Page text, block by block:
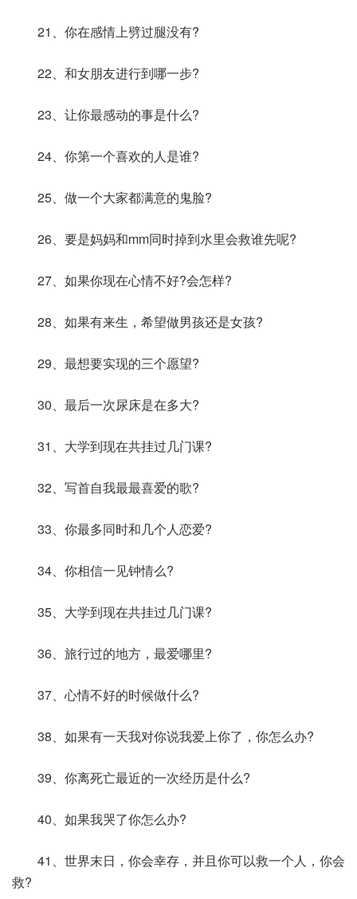
21、你在感情上劈过腿没有?
22、和女朋友进行到哪一步?
23、让你最感动的事是什么?
24、你第一个喜欢的人是谁?
25、做一个大家都满意的鬼脸?
26、要是妈妈和mm同时掉到水里会救谁先呢?
27、如果你现在心情不好?会怎样?
28、如果有来生，希望做男孩还是女孩?
29、最想要实现的三个愿望?
30、最后一次尿床是在多大?
31、大学到现在共挂过几门课?
32、写首自我最最喜爱的歌?
33、你最多同时和几个人恋爱?
34、你相信一见钟情么?
35、大学到现在共挂过几门课?
36、旅行过的地方，最爱哪里?
37、心情不好的时候做什么?
38、如果有一天我对你说我爱上你了，你怎么办?
39、你离死亡最近的一次经历是什么?
40、如果我哭了你怎么办?
41、世界末日，你会幸存，并且你可以救一个人，你会
救?